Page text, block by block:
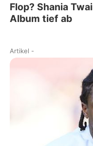
Flop? Shania
Album tief ab
Artikel -